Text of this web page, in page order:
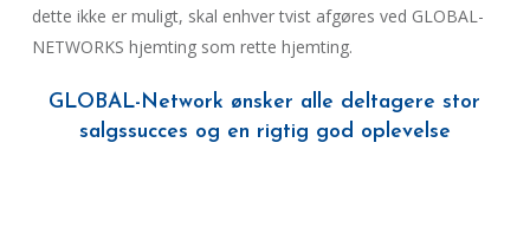
dette ikke er muligt, skal enhver tvist afgøres ved GLOBAL-
NETWORKS hjemting som rette hjemting.
GLOBAL-Network ønsker alle deltagere stor
salgssucces og en rigtig god oplevelse